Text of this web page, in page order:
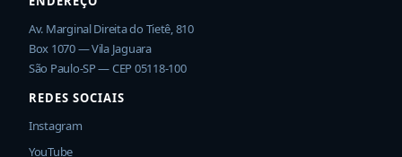
Av. Marginal Direita do Tietê, 810
Box 1070 — Vila Jaguara
São Paulo-SP — CEP 05118-100
REDES SOCIAIS
Instagram
YouTube